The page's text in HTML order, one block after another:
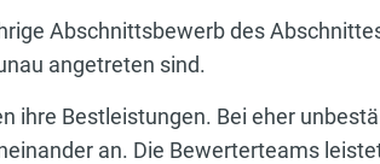
Abschnittsbewerb des
angetreten sind.
ihre Bestleistungen. Bei eher
an. Die Bewerterteams